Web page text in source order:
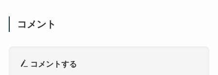
コメント
コメントする